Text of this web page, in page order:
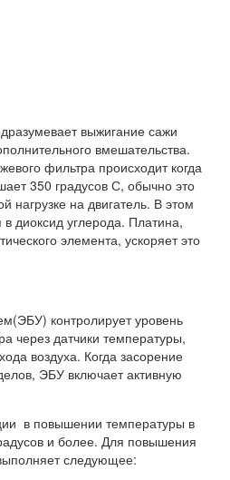
выжигание сажи
вмешательства.
фильтра происходит когда
350 градусов С, обычно это
нагрузке на двигатель. В этом
диоксид углерода. Платина,
элемента, ускоряет это
контролирует уровень
через датчики температуры,
воздуха. Когда засорение
ЭБУ включает активную
в повышении температуры в
и более. Для повышения
следующее: